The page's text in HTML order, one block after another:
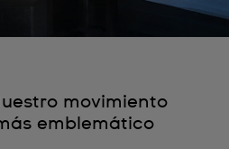
movimiento
emblemático